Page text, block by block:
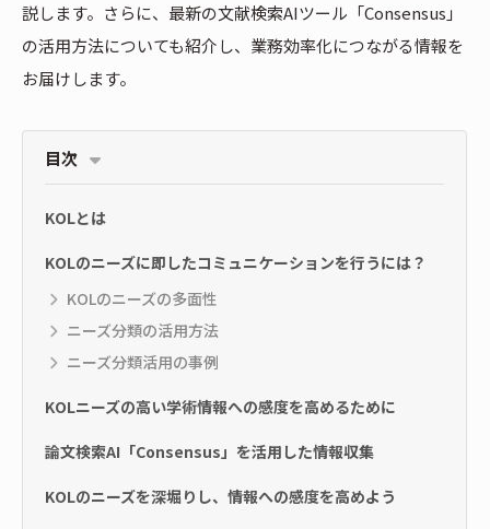
説します。さらに、最新の文献検索AIツール「Consensus」
の活用方法についても紹介し、業務効率化につながる情報を
お届けします。
目次
KOLとは
KOLのニーズに即したコミュニケーションを行うには？
KOLのニーズの多面性
ニーズ分類の活用方法
ニーズ分類活用の事例
KOLニーズの高い学術情報への感度を高めるために
論文検索AI「Consensus」を活用した情報収集
KOLのニーズを深堀りし、情報への感度を高めよう